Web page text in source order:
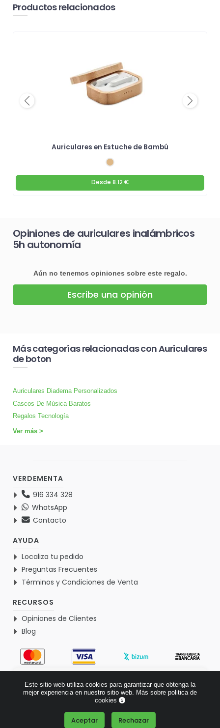
Productos relacionados
Auriculares en Estuche de Bambú
Desde 8.12 €
Previous Next
Opiniones de auriculares inalámbricos
5h autonomía
Aún no tenemos opiniones sobre este regalo.
Escribe una opinión
Más categorías relacionadas con Auriculares
de boton
Auriculares Diadema Personalizados
Cascos De Música Baratos
Regalos Tecnología
Ver más >
VERDEMENTA
916 334 328
WhatsApp
Contacto
AYUDA
Localiza tu pedido
Preguntas Frecuentes
Términos y Condiciones de Venta
RECURSOS
Opiniones de Clientes
Blog
Basado en 1765 opiniones >
Este sitio web utiliza cookies para garantizar que obtenga la
mejor experiencia en nuestro sitio web. Más sobre politica de
cookies
Aceptar Rechazar